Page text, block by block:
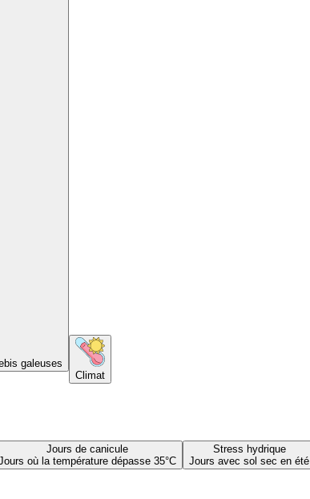
galeuses
Climat
Jours de canicule
où la température dépasse 35°C
Stress hydrique
Jours avec sol sec en été